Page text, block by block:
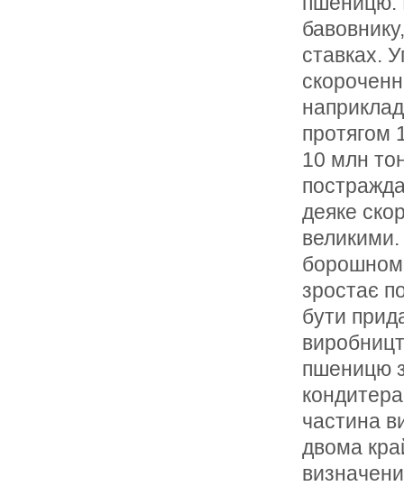
ставках.
протягом
10 млн
деяке
великими.
зростає
бути
пшеницю
частина
двома